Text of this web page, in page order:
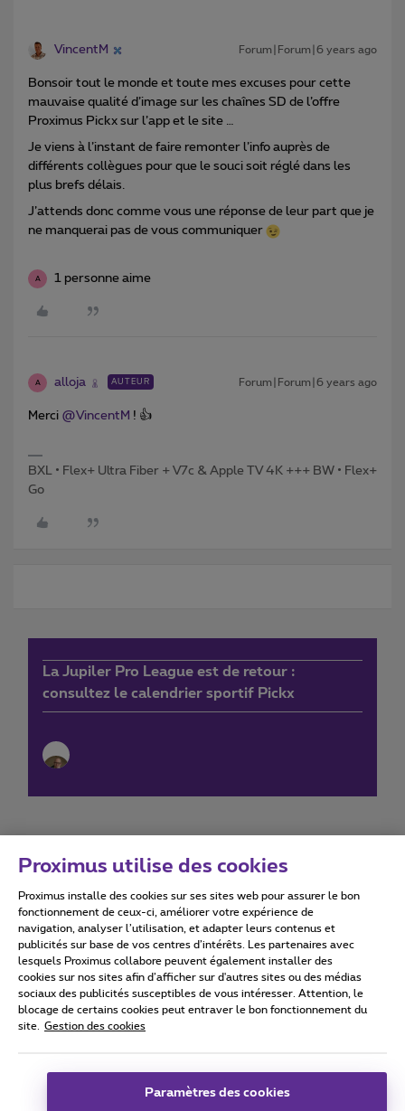
VincentM Forum|Forum|6 years ago
Bonsoir tout le monde et toute mes excuses pour cette
mauvaise qualité d’image sur les chaînes SD de l’offre
Proximus Pickx sur l’app et le site …
Je viens à l’instant de faire remonter l’info auprès de
différents collègues pour que le souci soit réglé dans les
plus brefs délais.
J’attends donc comme vous une réponse de leur part que je
ne manquerai pas de vous communiquer
A 1 personne aime
A alloja AUTEUR Forum|Forum|6 years ago
Merci @VincentM ! 👍
BXL • Flex+ Ultra Fiber + V7c & Apple TV 4K +++ BW • Flex+
Go
La Jupiler Pro League est de retour :
consultez le calendrier sportif Pickx
Conditions d'utilisation Accessibility statement
Tous droits réservés. © 2026
Conditions générales, info consommateur
Coordonnées de l’entreprise
Proximus utilise des cookies
Proximus installe des cookies sur ses sites web pour assurer le bon
fonctionnement de ceux-ci, améliorer votre expérience de
navigation, analyser l’utilisation, et adapter leurs contenus et
publicités sur base de vos centres d’intérêts. Les partenaires avec
lesquels Proximus collabore peuvent également installer des
cookies sur nos sites afin d’afficher sur d'autres sites ou des médias
sociaux des publicités susceptibles de vous intéresser. Attention, le
blocage de certains cookies peut entraver le bon fonctionnement du
site.
Gestion des cookies
Paramètres des cookies